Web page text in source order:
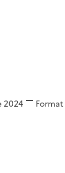
2024 Format